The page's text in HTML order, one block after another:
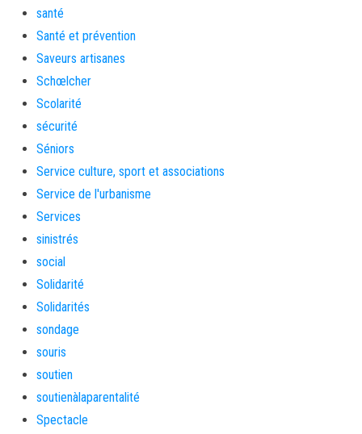
santé
Santé et prévention
Saveurs artisanes
Schœlcher
Scolarité
sécurité
Séniors
Service culture, sport et associations
Service de l'urbanisme
Services
sinistrés
social
Solidarité
Solidarités
sondage
souris
soutien
soutienàlaparentalité
Spectacle